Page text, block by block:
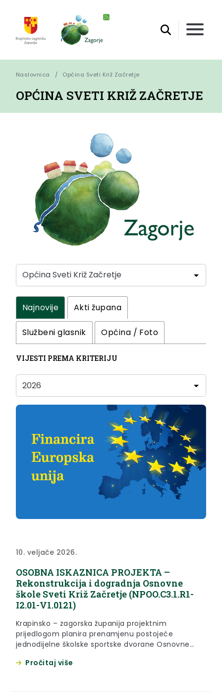
Naslovnica Općina Sveti Križ Začretje
OPĆINA SVETI KRIŽ ZAČRETJE
Najnovije Akti župana
Službeni glasnik Općina / Foto
VIJESTI PREMA KRITERIJU
10. veljače 2026.
OSOBNA ISKAZNICA PROJEKTA –
Rekonstrukcija i dogradnja Osnovne
škole Sveti Križ Začretje (NPOO.C3.1.R1-
I2.01-V1.0121)
Krapinsko – zagorska županija projektnim
prijedlogom planira prenamjenu postojeće
jednodijelne školske sportske dvorane Osnovne
pratećim sadržajem, rekonstrukciju kuhinje u
Pročitaj više